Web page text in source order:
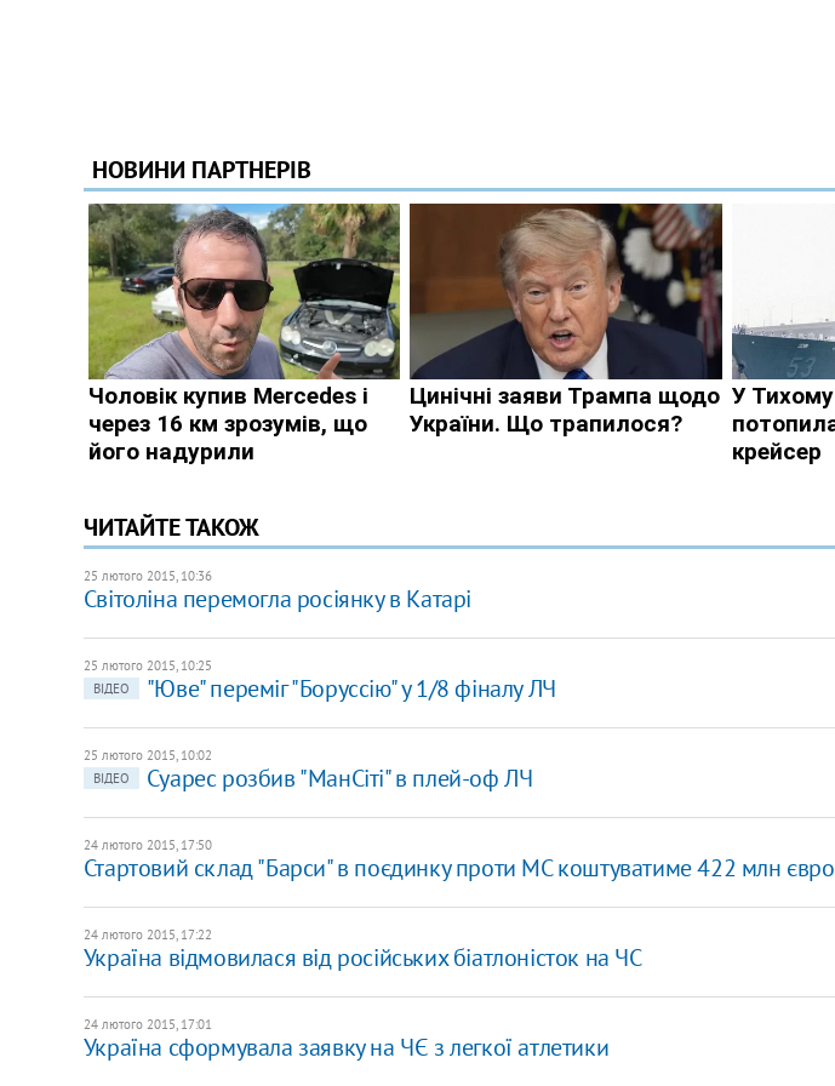
ЧИТАЙТЕ ТАКОЖ
25 лютого 2015, 10:36
Світоліна перемогла росіянку в Катарі
25 лютого 2015, 10:25
ВІДЕО
"Юве" переміг "Боруссію" у 1/8 фіналу ЛЧ
25 лютого 2015, 10:02
ВІДЕО
Суарес розбив "МанСіті" в плей-оф ЛЧ
24 лютого 2015, 17:50
Стартовий склад "Барси" в поєдинку проти МС коштуватиме 422 млн євро
24 лютого 2015, 17:22
Україна відмовилася від російських біатлоністок на ЧС
24 лютого 2015, 17:01
Україна сформувала заявку на ЧЄ з легкої атлетики